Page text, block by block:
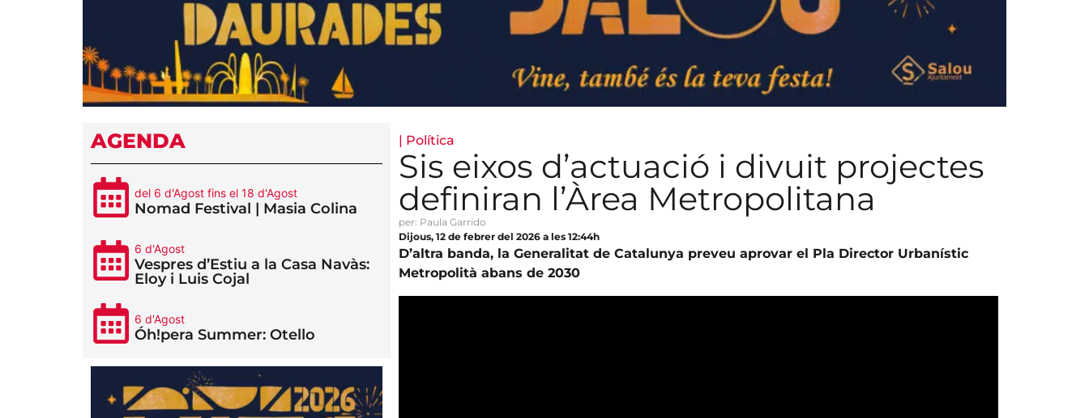
AGENDA
del 6 d'Agost fins el 18 d'Agost
Nomad Festival | Masia Colina
6 d'Agost
Vespres d’Estiu a la Casa Navàs:
Eloy i Luis Cojal
6 d'Agost
Óh!pera Summer: Otello
| Política
Sis eixos d’actuació i divuit projectes
definiran l’Àrea Metropolitana
per: Paula Garrido
Dijous, 12 de febrer del 2026 a les 12:44h
D’altra banda, la Generalitat de Catalunya preveu aprovar el Pla Director Urbanístic
Metropolità abans de 2030